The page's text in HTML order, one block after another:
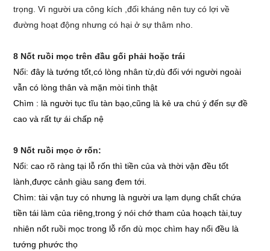
trọng. Vì người ưa công kích ,đối kháng nên tuy có lợi về
đường hoạt động nhưng có hại ở sự thâm nho.
8 Nốt ruồi mọc trên đầu gối phải hoặc trái
Nổi: đây là tướng tốt,có lòng nhân từ,dù đối với người ngoài
vẫn có lòng thân và mặn mòi tình thật
Chìm : là người tục tĩu tàn bạo,cũng là kẻ ưa chú ý đến sự đề
cao và rất tự ái chấp nệ
9 Nốt ruồi mọc ở rốn:
Nổi: cao rõ ràng tại lỗ rốn thì tiền của và thời vận đều tốt
lành,được cảnh giàu sang đem tới.
Chìm: tài vận tuy có nhưng là người ưa lạm dụng chất chứa
tiền tái làm của riêng,trong ý nói chớ tham của hoạch tài,tuy
nhiên nốt ruồi mọc trong lỗ rốn dù mọc chìm hay nổi đều là
tướng phước thọ